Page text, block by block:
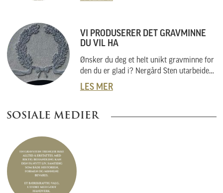
VI PRODUSERER DET GRAVMINNE
DU VIL HA
Ønsker du deg et helt unikt gravminne for
den du er glad i? Nergård Sten utarbeider
også helt unike gravminner i samarbeid
med kunder. Vi skal her forklare hvordan
om du har noe helt spesielt i tankene.
LES MER
SOSIALE MEDIER